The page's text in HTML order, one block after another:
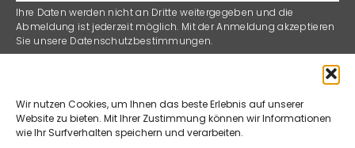
Wir nutzen Cookies, um Ihnen das beste Erlebnis auf unserer
Website zu bieten. Mit Ihrer Zustimmung können wir Informationen
wie Ihr Surfverhalten speichern und verarbeiten.
Ihre Daten werden nicht an Dritte weitergegeben und die
Abmeldung ist jederzeit möglich. Mit der Anmeldung akzeptieren
Sie unsere Datenschutzbestimmungen.
Bernstrasse 223
3052 Zollikofen
8.00 – 12.00 Uhr
13.00 – 17.00 Uhr